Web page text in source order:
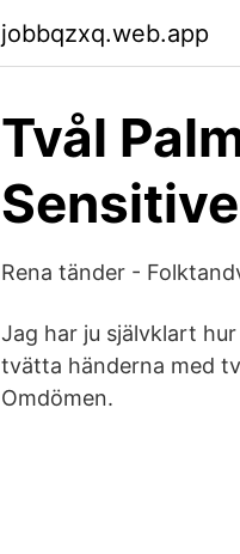
jobbqzxq.web.app
Tvål
Rena tänder -
Jag har ju självklart
tvätta händerna med
Omdömen.